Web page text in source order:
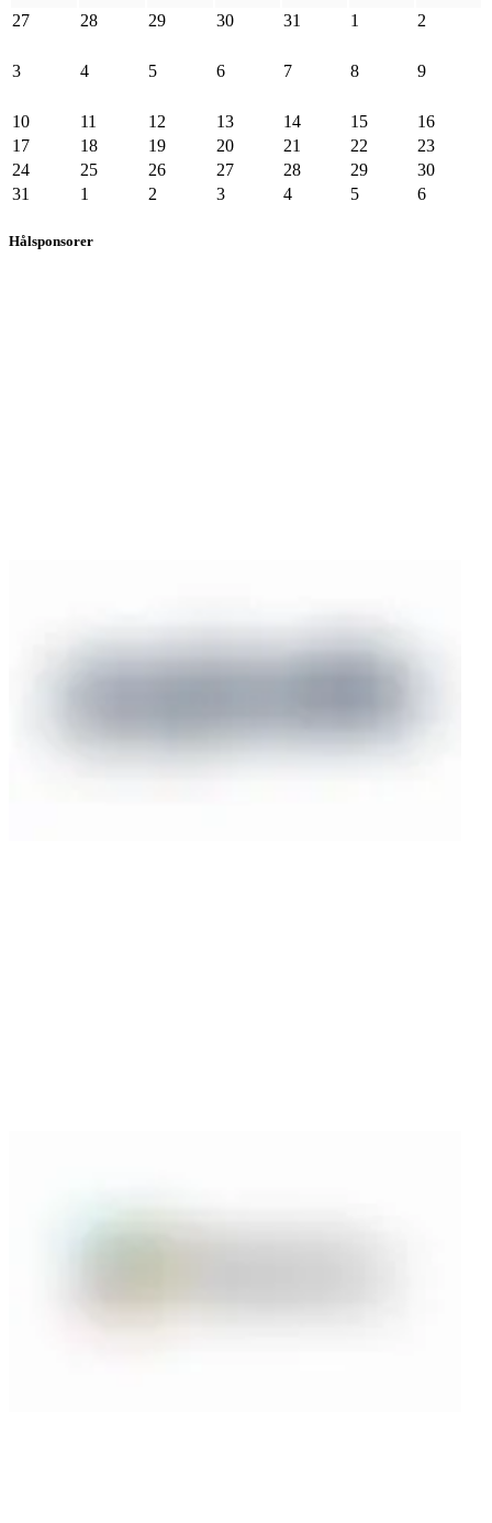
27
28 29 30 31 1 2
3 4 5 6 7 8 9
10 11 12 13 14 15
16
17
18 19 20 21 22
23
24
25 26 27 28 29
30
31
1 2 3 4 5 6
Hålsponsorer